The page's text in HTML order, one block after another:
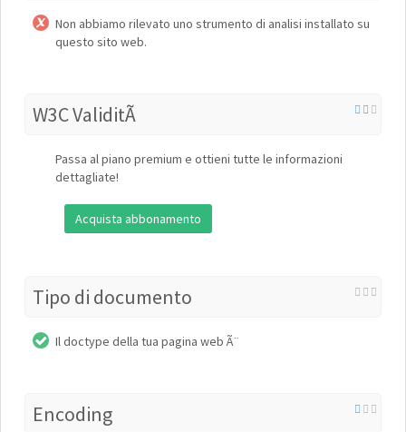
Non abbiamo rilevato uno strumento di analisi installato su
questo sito web.
W3C ValiditÃ
Passa al piano premium e ottieni tutte le informazioni
dettagliate!
Acquista abbonamento
Tipo di documento
Il doctype della tua pagina web Ã¨
Encoding